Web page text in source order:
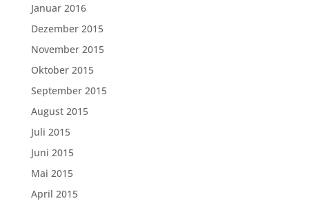
Januar 2016
Dezember 2015
November 2015
Oktober 2015
September 2015
August 2015
Juli 2015
Juni 2015
Mai 2015
April 2015